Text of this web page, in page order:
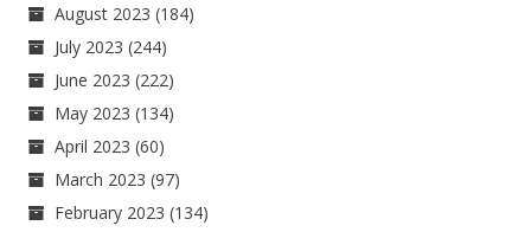
August 2023 (184)
July 2023 (244)
June 2023 (222)
May 2023 (134)
April 2023 (60)
March 2023 (97)
February 2023 (134)